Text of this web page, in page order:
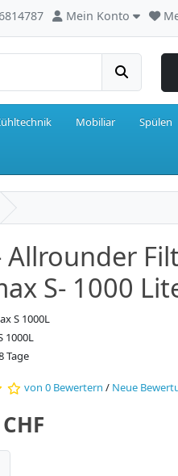
Mein Konto
Mobiliar Spülen
Allrounder
S- 1000
S 1000L
1000L
Tage
von 0 Bewertern / Neue